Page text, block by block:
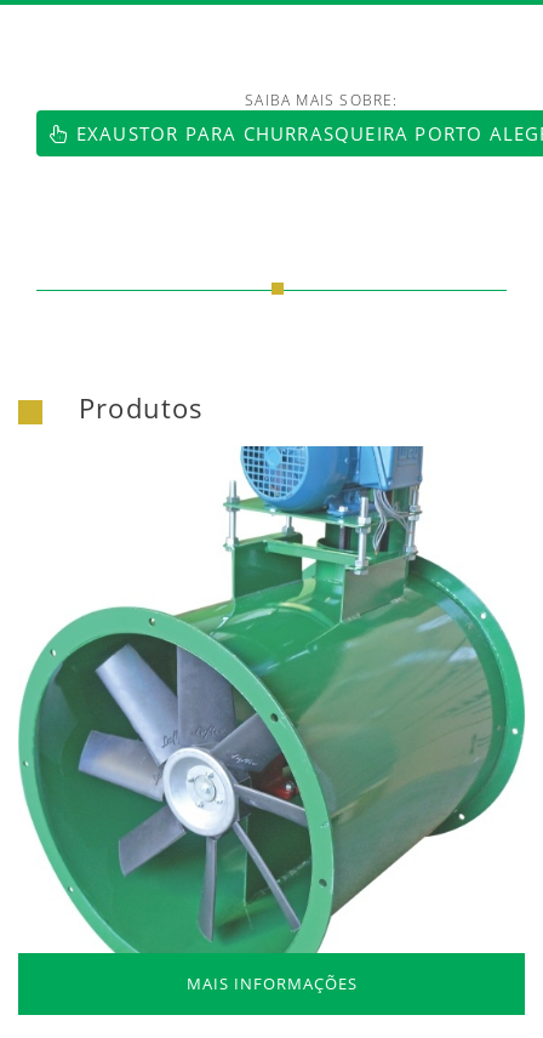
https://www.luftmaxi.com.br/
SAIBA MAIS SOBRE:
EXAUSTOR PARA CHURRASQUEIRA PORTO
Produtos
MAIS INFORMAÇÕES